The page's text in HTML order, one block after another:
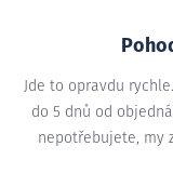
Jde to opravdu
do 5 dnů od
nepotřebujete, my